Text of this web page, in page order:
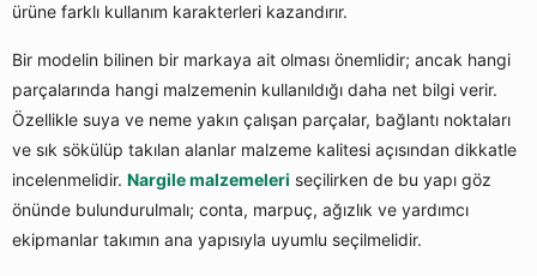
ürüne farklı kullanım karakterleri kazandırır.
Bir modelin bilinen bir markaya ait olması önemlidir; ancak hangi
parçalarında hangi malzemenin kullanıldığı daha net bilgi verir.
Özellikle suya ve neme yakın çalışan parçalar, bağlantı noktaları
ve sık sökülüp takılan alanlar malzeme kalitesi açısından dikkatle
incelenmelidir. Nargile malzemeleri seçilirken de bu yapı göz
önünde bulundurulmalı; conta, marpuç, ağızlık ve yardımcı
ekipmanlar takımın ana yapısıyla uyumlu seçilmelidir.